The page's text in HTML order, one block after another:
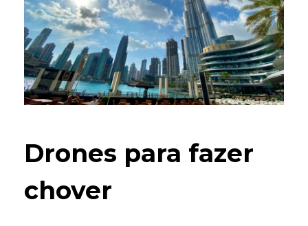
Drones para fazer
chover